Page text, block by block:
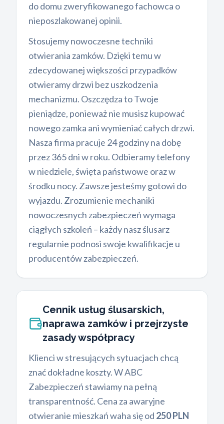
do domu zweryfikowanego fachowca o
nieposzlakowanej opinii.
Stosujemy nowoczesne techniki
otwierania zamków. Dzięki temu w
zdecydowanej większości przypadków
otwieramy drzwi bez uszkodzenia
mechanizmu. Oszczędza to Twoje
pieniądze, ponieważ nie musisz kupować
nowego zamka ani wymieniać całych drzwi.
Nasza firma pracuje 24 godziny na dobę
przez 365 dni w roku. Odbieramy telefony
w niedziele, święta państwowe oraz w
środku nocy. Zawsze jesteśmy gotowi do
wyjazdu. Zrozumienie mechaniki
nowoczesnych zabezpieczeń wymaga
ciągłych szkoleń – każdy nasz ślusarz
regularnie podnosi swoje kwalifikacje u
producentów zabezpieczeń.
Cennik usług ślusarskich,
naprawa zamków i przejrzyste
zasady współpracy
Klienci w stresujących sytuacjach chcą
znać dokładne koszty. W ABC
Zabezpieczeń stawiamy na pełną
transparentność. Cena za awaryjne
otwieranie mieszkań waha się od 250 PLN